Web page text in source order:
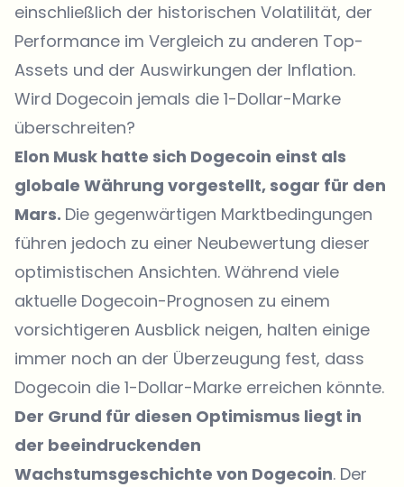
einschließlich der historischen Volatilität, der
Performance im Vergleich zu anderen Top-
Assets und der Auswirkungen der Inflation.
Wird Dogecoin jemals die 1-Dollar-Marke
überschreiten?
Elon Musk hatte sich Dogecoin einst als
globale Währung vorgestellt, sogar für den
Mars. Die gegenwärtigen Marktbedingungen
führen jedoch zu einer Neubewertung dieser
optimistischen Ansichten. Während viele
aktuelle Dogecoin-Prognosen zu einem
vorsichtigeren Ausblick neigen, halten einige
immer noch an der Überzeugung fest, dass
Dogecoin die 1-Dollar-Marke erreichen könnte.
Der Grund für diesen Optimismus liegt in
der beeindruckenden
Wachstumsgeschichte von Dogecoin. Der